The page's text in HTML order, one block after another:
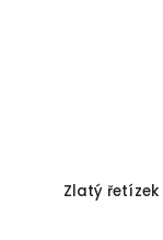
Zlatý řetízek